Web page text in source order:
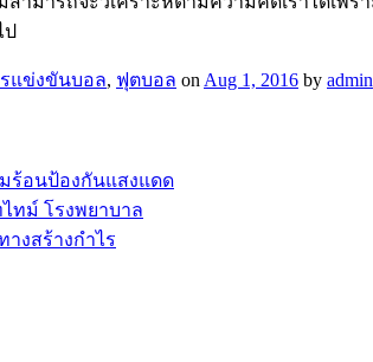
แข่งขันบอล, ฟุตบอล on Aug 1, 2016 by admin
ร้อนป้องกันแสงแดด
ทม์ โรงพยาบาล
งสร้างกำไร